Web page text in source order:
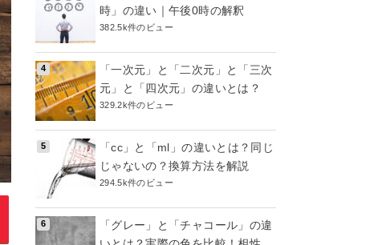
時」の違い｜午後0時の解釈
382.5k件のビュー
「一次元」と「二次元」と「三次
元」と「四次元」の違いとは？
329.2k件のビュー
「cc」と「ml」の違いとは？同じ
じゃないの？換算方法を解説
294.5k件のビュー
「グレー」と「チャコール」の違